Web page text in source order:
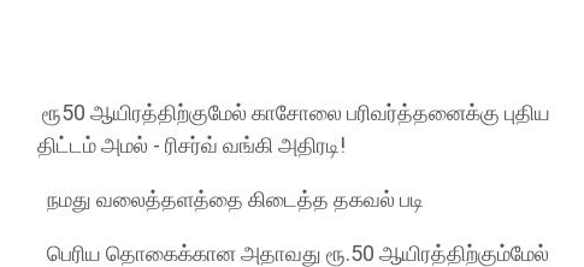
ரூ50 ஆயிரத்திற்குமேல் காசோலை பரிவர்த்தனைக்கு புதிய
திட்டம் அமல் - ரிசர்வ் வங்கி அதிரடி!
நமது வலைத்தளத்தை கிடைத்த தகவல் படி
பெரிய தொகைக்கான அதாவது ரூ.50 ஆயிரத்திற்கும்மேல்